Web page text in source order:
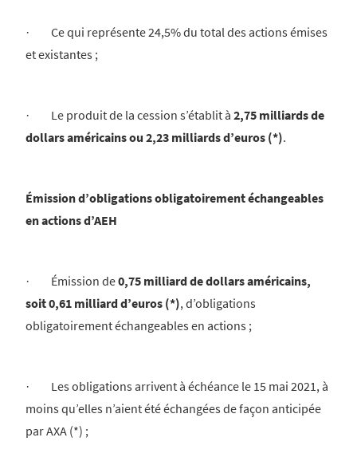
· Ce qui représente 24,5% du total des actions émises
et existantes ;
· Le produit de la cession s’établit à 2,75 milliards de
dollars américains ou 2,23 milliards d’euros (*).
Émission d’obligations obligatoirement échangeables
en actions d’AEH
· Émission de0,75 milliard de dollars américains,
soit 0,61 milliard d’euros (*), d’obligations
obligatoirement échangeables en actions ;
· Les obligations arrivent à échéance le 15 mai 2021, à
moins qu’elles n’aient été échangées de façon anticipée
par AXA (*) ;